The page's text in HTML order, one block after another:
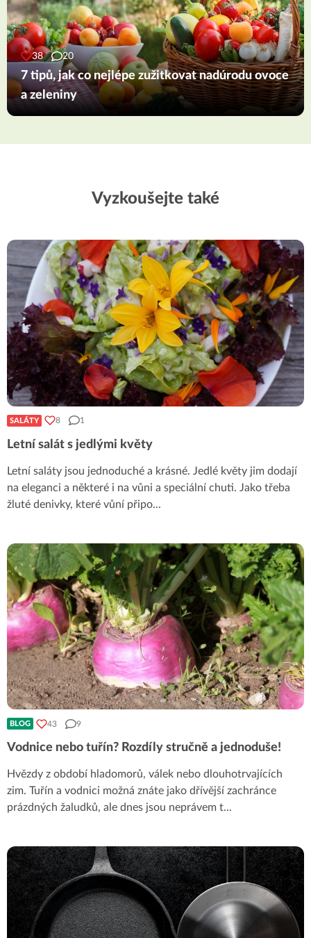
38 20
7 tipů, jak co nejlépe zužitkovat nadúrodu ovoce
a zeleniny
Vyzkoušejte také
SALÁTY 8 1
Letní salát s jedlými květy
Letní saláty jsou jednoduché a krásné. Jedlé květy jim dodají
na eleganci a některé i na vůni a speciální chuti. Jako třeba
žluté denivky, které vůní připo...
BLOG 43 9
Vodnice nebo tuřín? Rozdíly stručně a jednoduše!
Hvězdy z období hladomorů, válek nebo dlouhotrvajících
zim. Tuřín a vodnici možná znáte jako dřívější zachránce
prázdných žaludků, ale dnes jsou neprávem t...